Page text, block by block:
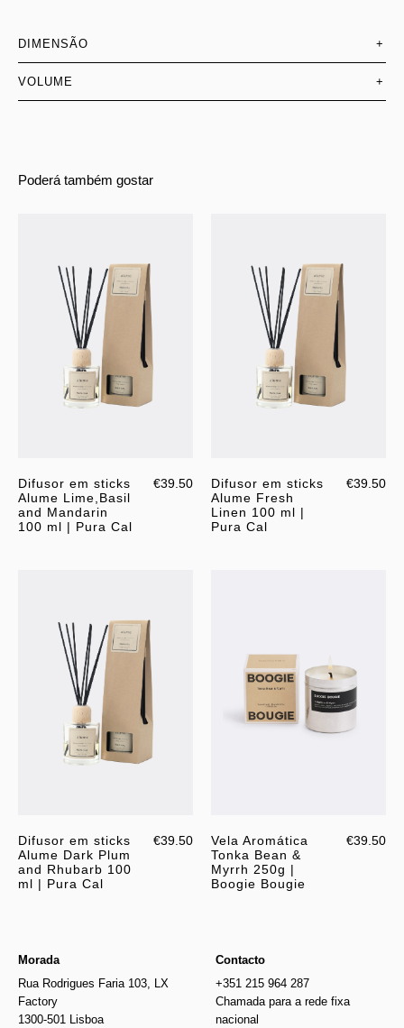
DIMENSÃO +
VOLUME +
Poderá também gostar
Difusor em sticks
Alume Lime,Basil
and Mandarin
100 ml | Pura Cal
€39.50
Difusor em sticks
Alume Fresh
Linen 100 ml |
Pura Cal
€39.50
Difusor em sticks
Alume Dark Plum
and Rhubarb 100
ml | Pura Cal
€39.50
Vela Aromática
Tonka Bean &
Myrrh 250g |
Boogie Bougie
€39.50
Morada
Rua Rodrigues Faria 103, LX
Factory
1300-501 Lisboa
Contacto
+351 215 964 287
Chamada para a rede fixa
nacional